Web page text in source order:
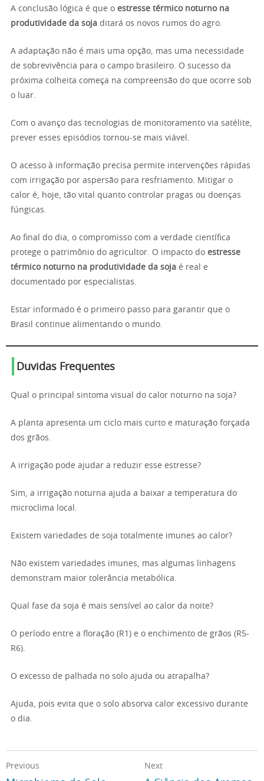
A conclusão lógica é que o estresse térmico noturno na
produtividade da soja ditará os novos rumos do agro.
A adaptação não é mais uma opção, mas uma necessidade
de sobrevivência para o campo brasileiro. O sucesso da
próxima colheita começa na compreensão do que ocorre sob
o luar.
Com o avanço das tecnologias de monitoramento via satélite,
prever esses episódios tornou-se mais viável.
O acesso à informação precisa permite intervenções rápidas
com irrigação por aspersão para resfriamento. Mitigar o
calor é, hoje, tão vital quanto controlar pragas ou doenças
fúngicas.
Ao final do dia, o compromisso com a verdade científica
protege o patrimônio do agricultor. O impacto do estresse
térmico noturno na produtividade da soja é real e
documentado por especialistas.
Estar informado é o primeiro passo para garantir que o
Brasil continue alimentando o mundo.
Duvidas Frequentes
Qual o principal sintoma visual do calor noturno na soja?
A planta apresenta um ciclo mais curto e maturação forçada
dos grãos.
A irrigação pode ajudar a reduzir esse estresse?
Sim, a irrigação noturna ajuda a baixar a temperatura do
microclima local.
Existem variedades de soja totalmente imunes ao calor?
Não existem variedades imunes, mas algumas linhagens
demonstram maior tolerância metabólica.
Qual fase da soja é mais sensível ao calor da noite?
O período entre a floração (R1) e o enchimento de grãos (R5-
R6).
O excesso de palhada no solo ajuda ou atrapalha?
Ajuda, pois evita que o solo absorva calor excessivo durante
o dia.
Previous Next